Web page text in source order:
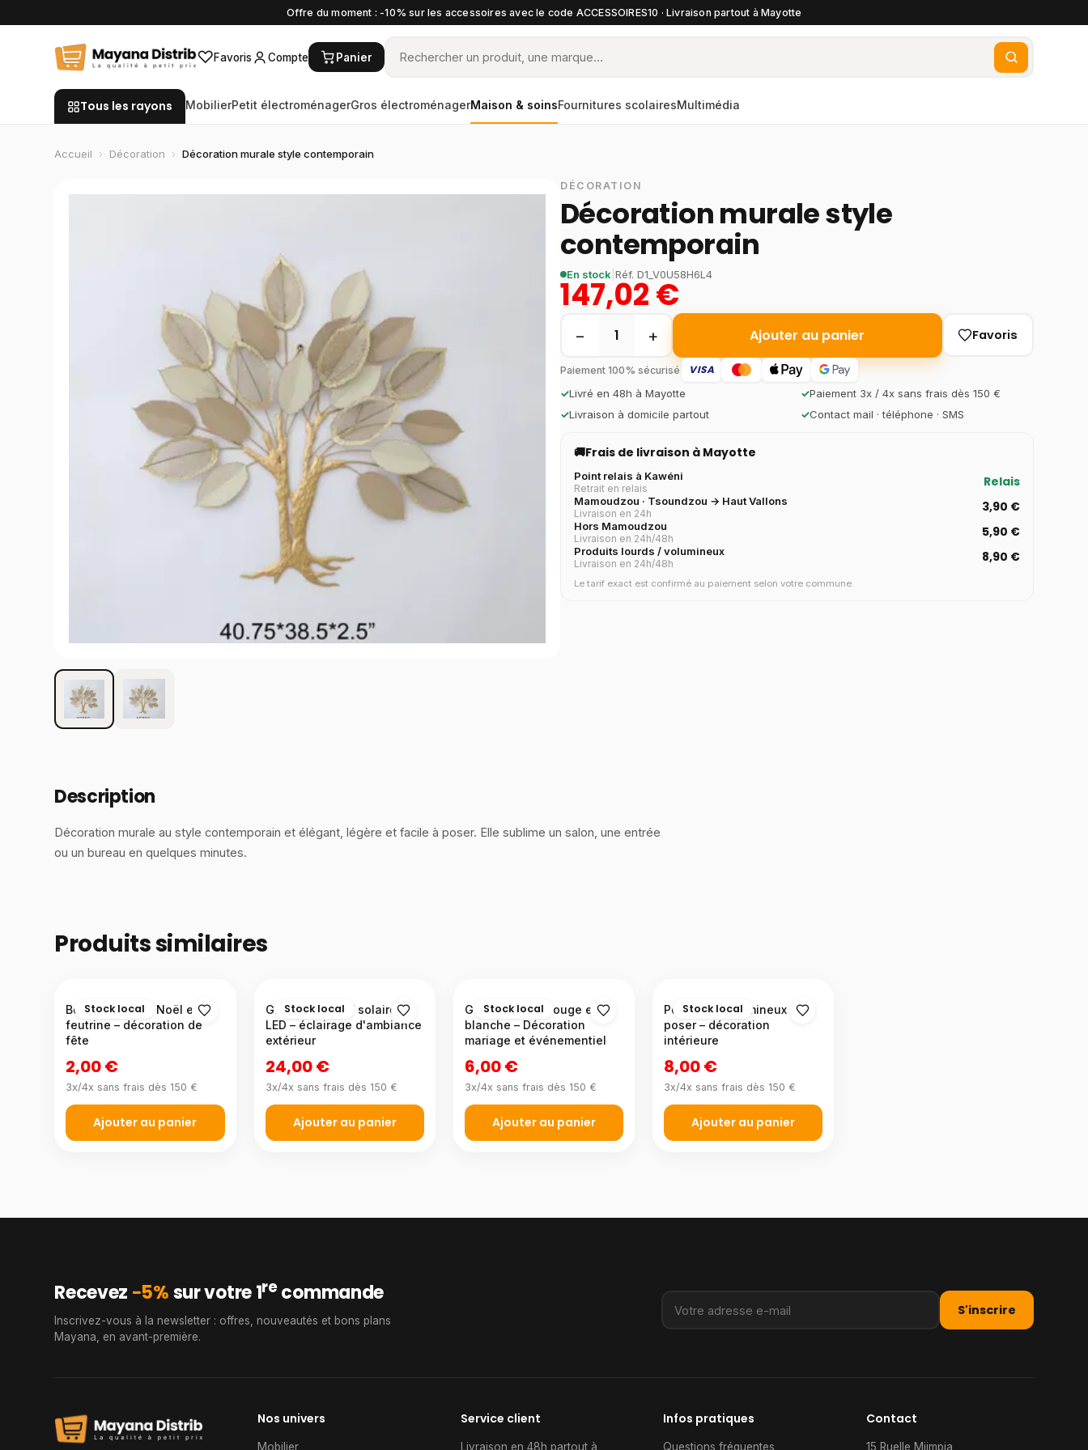
Offre du moment : -10% sur les accessoires avec le code ACCESSOIRES10 · Livraison partout à Mayotte
♡Favoris Compte Panier
Tous les rayons MobilierPetit électroménagerGros électroménagerMaison & soinsFournitures scolairesMultimédia
Accueil › Décoration › Décoration murale style contemporain
DÉCORATION
Décoration murale style
contemporain
En stock Réf. D1_V0U58H6L4
147,02 €
− 1 + Ajouter au panier Favoris
Paiement 100% sécurisé VISA
✓Livré en 48h à Mayotte ✓Paiement 3x / 4x sans frais dès 150 €
✓Livraison à domicile partout ✓Contact mail · téléphone · SMS
🚚Frais de livraison à Mayotte
Point relais à Kawéni
Retrait en relais Relais
Mamoudzou · Tsoundzou → Haut Vallons
Livraison en 24h 3,90 €
Hors Mamoudzou
Livraison en 24h/48h 5,90 €
Produits lourds / volumineux
Livraison en 24h/48h 8,90 €
Le tarif exact est confirmé au paiement selon votre commune.
Description
Décoration murale au style contemporain et élégant, légère et facile à poser. Elle sublime un salon, une entrée
ou un bureau en quelques minutes.
Produits similaires
Stock local
Bonnet de Père Noël en
feutrine – décoration de
fête
2,00 €
3x/4x sans frais dès 150 €
Ajouter au panier
Stock local
Globe décoratif solaire 72
LED – éclairage d'ambiance
extérieur
24,00 €
3x/4x sans frais dès 150 €
Ajouter au panier
Stock local
Guirlande boa rouge et
blanche – Décoration
mariage et événementiel
6,00 €
3x/4x sans frais dès 150 €
Ajouter au panier
Stock local
Personnage lumineux à
poser – décoration
intérieure
8,00 €
3x/4x sans frais dès 150 €
Ajouter au panier
Recevez −5%sur votre 1recommande
Inscrivez-vous à la newsletter : offres, nouveautés et bons plans
Mayana, en avant-première.
S'inscrire
Nos univers
Mobilier
Service client
Livraison en 48h partout à
Infos pratiques
Questions fréquentes
Contact
15 Ruelle Mjimpia